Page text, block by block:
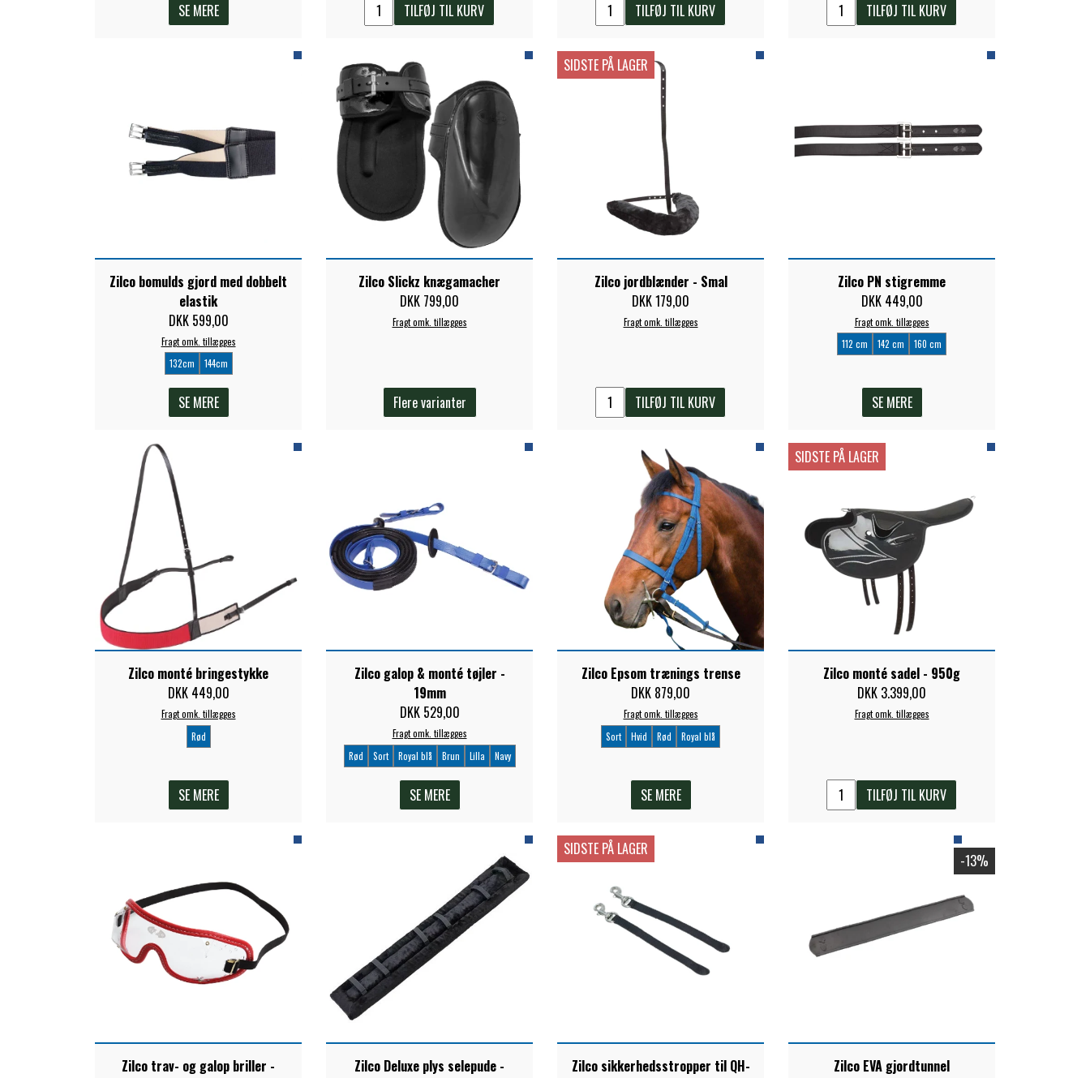
SE MERE TILFØJ TIL KURV TILFØJ TIL KURV TILFØJ TIL KURV
Zilco bomulds gjord med dobbelt
elastik
DKK 599,00
Fragt omk. tillægges
132cm
144cm
SE MERE
Zilco Slickz knægamacher
DKK 799,00
Fragt omk. tillægges
Flere varianter
SIDSTE PÅ LAGER
Zilco jordblænder - Smal
DKK 179,00
Fragt omk. tillægges
TILFØJ TIL KURV
Zilco PN stigremme
DKK 449,00
Fragt omk. tillægges
112 cm
142 cm 160 cm
SE MERE
Zilco monté bringestykke
DKK 449,00
Fragt omk. tillægges
Rød
SE MERE
Zilco galop & monté tøjler -
19mm
DKK 529,00
Fragt omk. tillægges
Rød
Sort Royal blå Brun Lilla Navy
SE MERE
Zilco Epsom trænings trense
DKK 879,00
Fragt omk. tillægges
Sort
Hvid Rød Royal blå
SE MERE
SIDSTE PÅ LAGER
Zilco monté sadel - 950g
DKK 3.399,00
Fragt omk. tillægges
TILFØJ TIL KURV
Zilco trav- og galop briller -
Zilco Deluxe plys selepude -
SIDSTE PÅ LAGER
Zilco sikkerhedsstropper til QH-
-13%
Zilco EVA gjordtunnel